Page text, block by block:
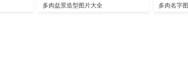
多肉盆景造型图片大全 多肉名字